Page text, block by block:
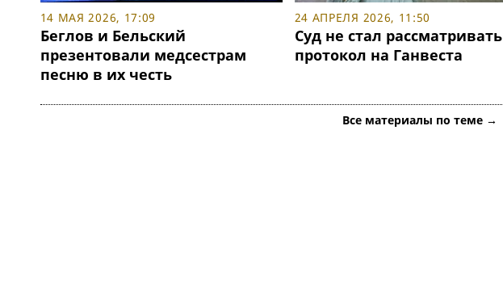
14 МАЯ 2026, 17:09
Беглов и Бельский
презентовали медсестрам
песню в их честь
24 АПРЕЛЯ 2026, 11:50
Суд не стал рассматривать
протокол на Ганвеста
Все материалы по теме →